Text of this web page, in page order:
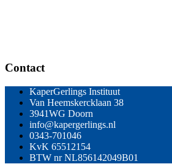
Contact
KaperGerlings Instituut
Van Heemskercklaan 38
3941WG Doorn
info@kapergerlings.nl
0343-701046
KvK 65512154
BTW nr NL856142049B01